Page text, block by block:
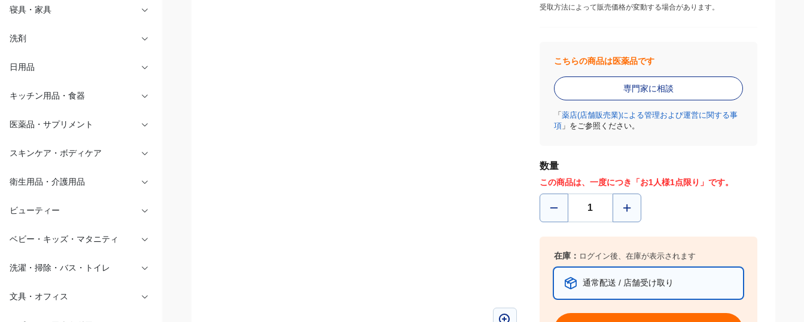
受取方法によって販売価格が変動する場合があります。
こちらの商品は医薬品です
専門家に相談
「 薬店(店舗販売業)による管理および運営に関する事
項」をご参照ください。
数量
この商品は、一度につき「お1人様1点限り」です。
在庫： ログイン後、在庫が表示されます
通常配送 / 店舗受け取り